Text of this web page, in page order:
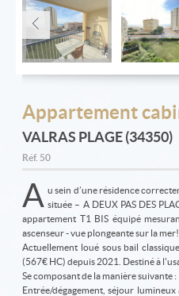
Appartement
VALRAS PLAGE (34350)
Réf. 50
A u sein d’une résidence
située – A DEUX PAS DES
appartement T1 BIS équipé
ascenseur - vue plongeante sur la mer!
Actuellement loué sous bail
(567€ HC) depuis 2021. Destiné à
Se composant de la manière suivante :
Entrée/dégagement, séjour